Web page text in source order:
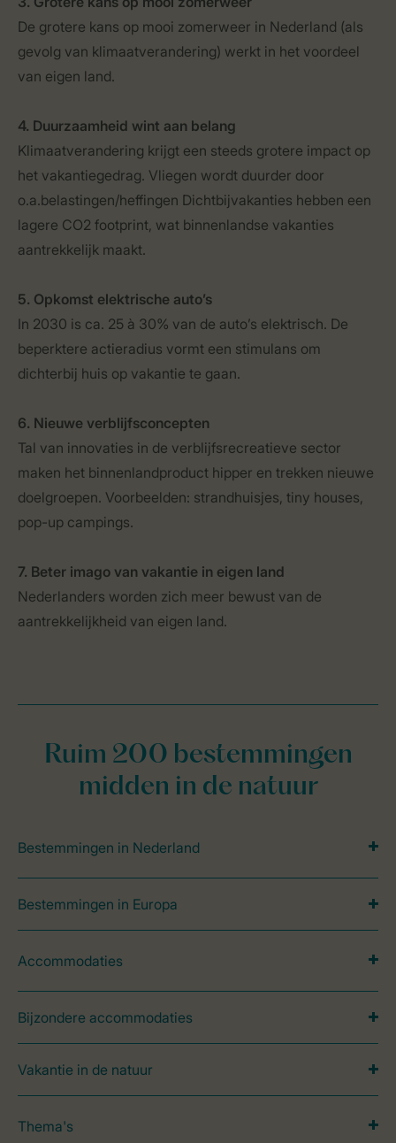
De grotere kans op mooi zomerweer in Nederland (als
gevolg van klimaatverandering) werkt in het voordeel
van eigen land.
4. Duurzaamheid wint aan belang
Klimaatverandering krijgt een steeds grotere impact op
het vakantiegedrag. Vliegen wordt duurder door
o.a.belastingen/heffingen Dichtbijvakanties hebben een
lagere CO2 footprint, wat binnenlandse vakanties
aantrekkelijk maakt.
5. Opkomst elektrische auto’s
In 2030 is ca. 25 à 30% van de auto’s elektrisch. De
beperktere actieradius vormt een stimulans om
dichterbij huis op vakantie te gaan.
6. Nieuwe verblijfsconcepten
Tal van innovaties in de verblijfsrecreatieve sector
maken het binnenlandproduct hipper en trekken nieuwe
doelgroepen. Voorbeelden: strandhuisjes, tiny houses,
pop-up campings.
7. Beter imago van vakantie in eigen land
Nederlanders worden zich meer bewust van de
aantrekkelijkheid van eigen land.
Ruim 200 bestemmingen
midden in de natuur
Bestemmingen in Nederland
Bestemmingen in Europa
Accommodaties
Bijzondere accommodaties
Vakantie in de natuur
Thema's